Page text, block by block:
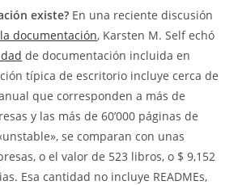
existe? En una reciente discusión
documentación, Karsten M. Self echó
de documentación incluida en
típica de escritorio incluye cerca de
que corresponden a más de
y las más de 60’000 páginas de
se comparan con unas
o el valor de 523 libros, o $ 9,152
Esa cantidad no incluye READMEs,